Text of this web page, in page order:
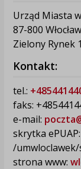
Urząd Miasta
87-800
Zielony Rynek
Kontakt:
tel.:
faks:
e-mail:
skrytka
/
strona www: